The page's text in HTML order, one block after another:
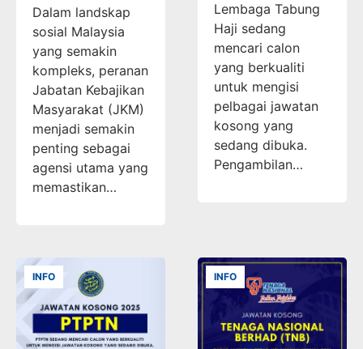
Dalam landskap
sosial Malaysia
yang semakin
kompleks, peranan
Jabatan Kebajikan
Masyarakat (JKM)
menjadi semakin
penting sebagai
agensi utama yang
memastikan…
Lembaga Tabung
Haji sedang
mencari calon
yang berkualiti
untuk mengisi
pelbagai jawatan
kosong yang
sedang dibuka.
Pengambilan…
INFO INFO